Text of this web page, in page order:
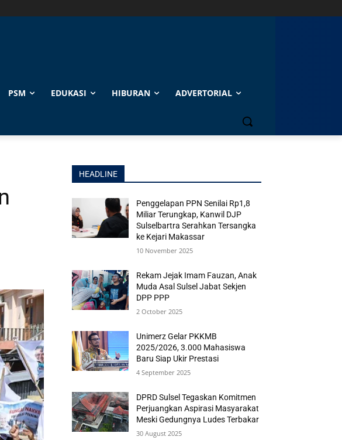
PSM EDUKASI HIBURAN ADVERTORIAL
HEADLINE
Penggelapan PPN Senilai Rp1,8
Miliar Terungkap, Kanwil DJP
Sulselbartra Serahkan Tersangka
ke Kejari Makassar
10 November 2025
Rekam Jejak Imam Fauzan, Anak
Muda Asal Sulsel Jabat Sekjen
DPP PPP
2 October 2025
Unimerz Gelar PKKMB
2025/2026, 3.000 Mahasiswa
Baru Siap Ukir Prestasi
4 September 2025
DPRD Sulsel Tegaskan Komitmen
Perjuangkan Aspirasi Masyarakat
Meski Gedungnya Ludes Terbakar
30 August 2025